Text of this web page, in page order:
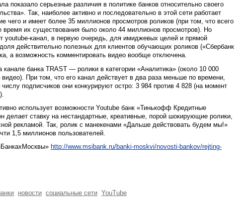
показало серьезные различия в политике банков относительно своего
Так, наиболее активно и последовательно в этой сети работает
чего и имеет более 35 миллионов просмотров роликов (при том, что всего
время их существования было около 44 миллионов просмотров). Но
youtube-канал, в первую очередь, для имиджевых целей и прямой
действительно полезных для клиентов обучающих роликов («Сбербанк
а возможность комментировать видео вообще отключена.
канале банка TRAST — ролики в категории «Аналитика» (около 10 000
При том, что его канал действует в два раза меньше по времени,
подписчиков они конкурируют остро: 3 984 против 4 828 (на момент
использует возможности Youtube банк «Тинькофф Кредитные
делает ставку на нестандартные, креативные, порой шокирующие ролики,
рекламой. Так, ролик с манекенами «Дальше действовать будем мы!»
1,5 миллионов пользователей.
http://www.msibank.ru/banki-moskvi/novosti-bankov/rejting-
новости социальные сети YouTube